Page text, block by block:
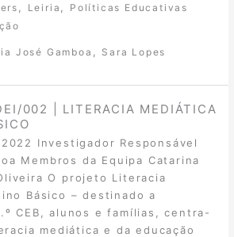
Leiria
Políticas Educativas
José Gamboa Sara Lopes
002 | LITERACIA MEDIÁTICA
Investigador Responsável
Membros da Equipa Catarina
O projeto Literacia
Básico – destinado a
CEB, alunos e famílias, centra-
mediática e da educação